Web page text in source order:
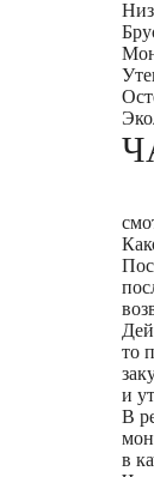
то
и
В
в